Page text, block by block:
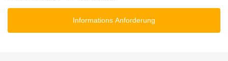
Informations Anforderung